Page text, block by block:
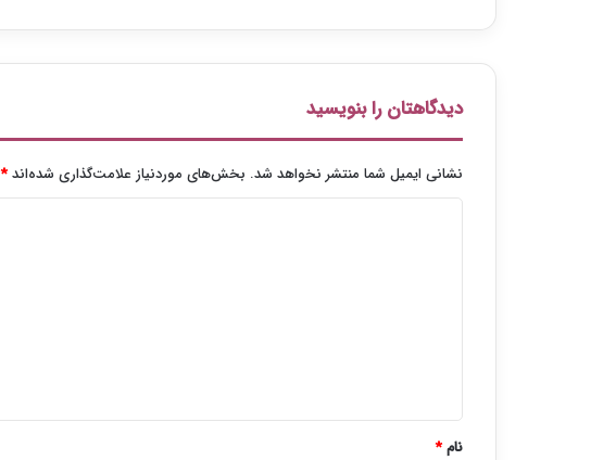
۰
ز
ر
ب
خ
ق
ر
ا
دیدگاهتان را بنویسید
نشانی ایمیل شما منتشر نخواهد شد. بخش‌های موردنیاز علامت‌گذاری شده‌اند*
نام*